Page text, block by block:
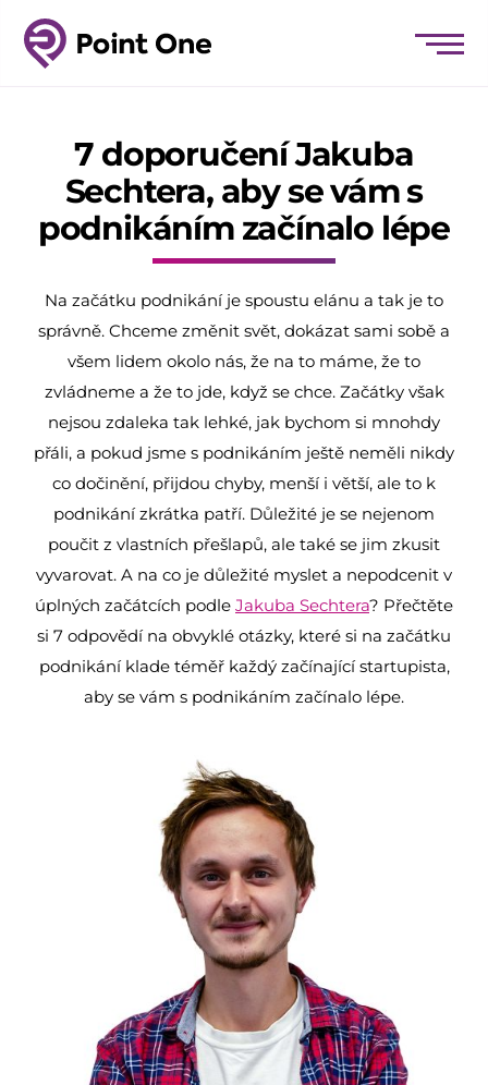
7 doporučení Jakuba
Sechtera, aby se vám s
podnikáním začínalo lépe
Na začátku podnikání je spoustu elánu a tak je to
správně. Chceme změnit svět, dokázat sami sobě a
všem lidem okolo nás, že na to máme, že to
zvládneme a že to jde, když se chce. Začátky však
nejsou zdaleka tak lehké, jak bychom si mnohdy
přáli, a pokud jsme s podnikáním ještě neměli nikdy
co dočinění, přijdou chyby, menší i větší, ale to k
podnikání zkrátka patří. Důležité je se nejenom
poučit z vlastních přešlapů, ale také se jim zkusit
vyvarovat. A na co je důležité myslet a nepodcenit v
úplných začátcích podle Jakuba Sechtera? Přečtěte
si 7 odpovědí na obvyklé otázky, které si na začátku
podnikání klade téměř každý začínající startupista,
aby se vám s podnikáním začínalo lépe.